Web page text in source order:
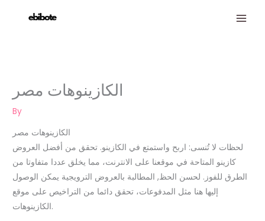
الكازينوهات مصر
By
الكازينوهات مصر
لحظات لا تُنسى: اربح واستمتع في الكازينو. تحقق من أفضل العروض
كازينو المتاحة في موقعنا على الانترنت، مما يخلق عددا متفاوتا من
الطرق للفوز. لحسن الحظ, المطالبة بالعروض الترويجية يمكن الوصول
إليها هنا مثل المدفوعات، تحقق دائما من التراخيص على موقع
الكازينوهات.